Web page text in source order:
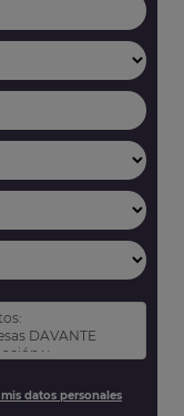
DAVANTE
y
sus datos,
en nuestra
datos personales